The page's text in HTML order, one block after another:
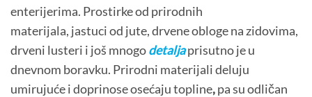
enterijerima. Prostirke od prirodnih
materijala, jastuci od jute, drvene obloge na zidovima,
drveni lusteri i još mnogodetaljaprisutno je u
dnevnom boravku. Prirodni materijali deluju
umirujuće i doprinose osećaju topline,pa su odličan